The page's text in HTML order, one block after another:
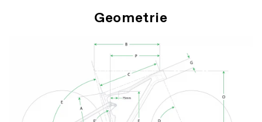
Geometrie